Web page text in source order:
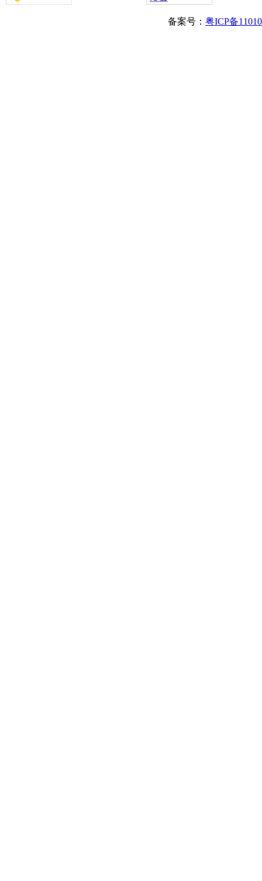
备案号： 粤ICP备